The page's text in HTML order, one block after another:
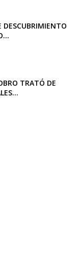
DESCUBRIMIENTO
TRATÓ DE